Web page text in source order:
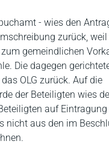
- wies den
zurück, weil
gemeindlichen
Die dagegen
OLG zurück. Auf die
der Beteiligten wies
auf
nicht aus den im